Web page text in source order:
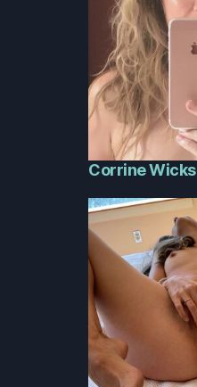
Corrine Wicks